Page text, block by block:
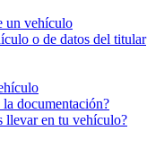
un vehículo
o de datos del titular
documentación?
llevar en tu vehículo?